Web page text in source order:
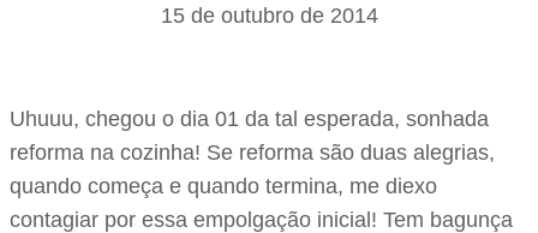
15 de outubro de 2014
Uhuuu, chegou o dia 01 da tal esperada, sonhada
reforma na cozinha! Se reforma são duas alegrias,
quando começa e quando termina, me diexo
contagiar por essa empolgação inicial! Tem bagunça